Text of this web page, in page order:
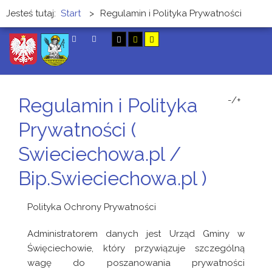
Jesteś tutaj: Start > Regulamin i Polityka Prywatności
Regulamin i Polityka
Prywatności (
Swieciechowa.pl /
Bip.Swieciechowa.pl )
-/+
Polityka Ochrony Prywatności
Administratorem danych jest Urząd Gminy w
Święciechowie, który przywiązuje szczególną
wagę do poszanowania prywatności